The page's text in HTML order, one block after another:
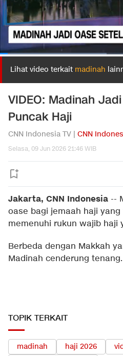
Lihat video terkait madinah
VIDEO: Madinah
Puncak Haji
CNN Indonesia TV | CNN
Selasa, 09 Jun 2026 21:46 WIB
Jakarta, CNN Indonesia --
oase bagi jemaah haji
memenuhi rukun wajib haji
Berbeda dengan Makkah
Madinah cenderung tenang.
TOPIK TERKAIT
madinah haji 2026